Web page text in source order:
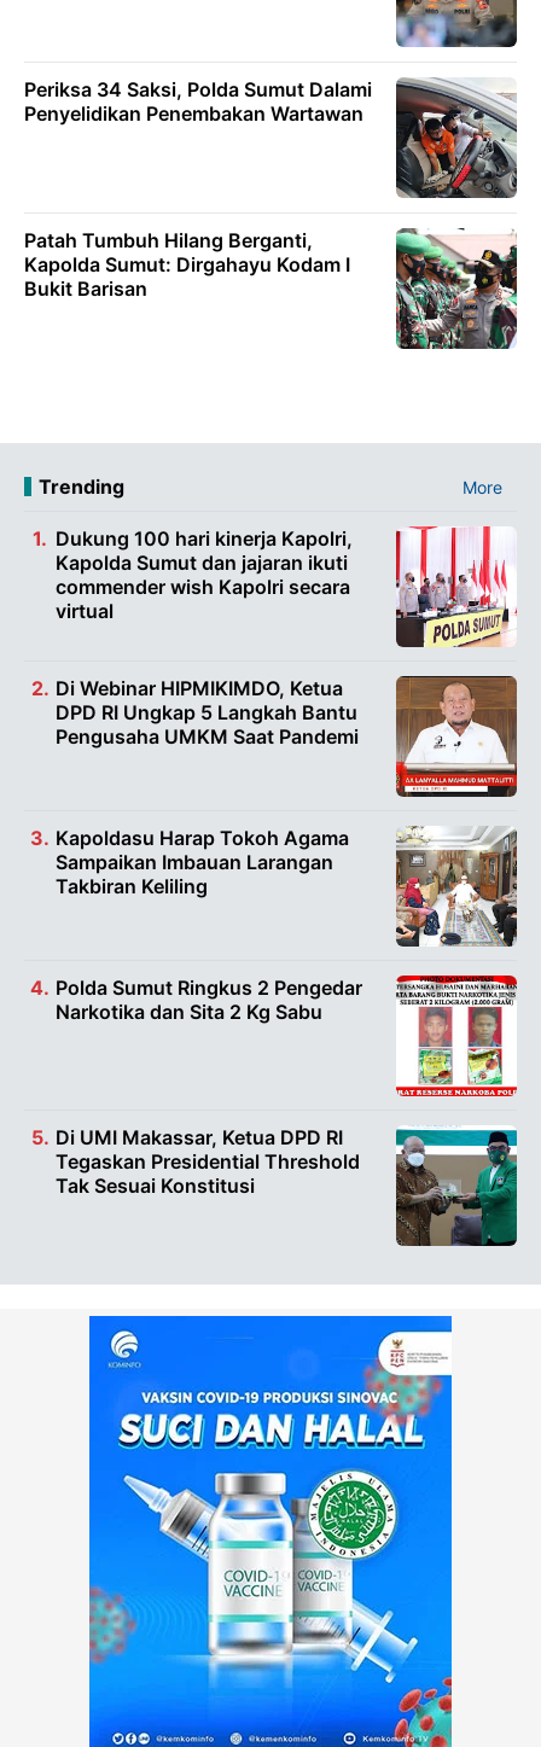
Periksa 34 Saksi, Polda Sumut Dalami
Penyelidikan Penembakan Wartawan
Patah Tumbuh Hilang Berganti,
Kapolda Sumut: Dirgahayu Kodam I
Bukit Barisan
Trending More
Dukung 100 hari kinerja Kapolri,
Kapolda Sumut dan jajaran ikuti
commender wish Kapolri secara
virtual
Di Webinar HIPMIKIMDO, Ketua
DPD RI Ungkap 5 Langkah Bantu
Pengusaha UMKM Saat Pandemi
Kapoldasu Harap Tokoh Agama
Sampaikan Imbauan Larangan
Takbiran Keliling
Polda Sumut Ringkus 2 Pengedar
Narkotika dan Sita 2 Kg Sabu
Di UMI Makassar, Ketua DPD RI
Tegaskan Presidential Threshold
Tak Sesuai Konstitusi